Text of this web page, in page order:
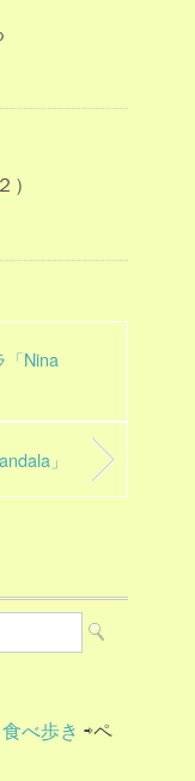
「Nina
」
べ歩き ⇨ペ